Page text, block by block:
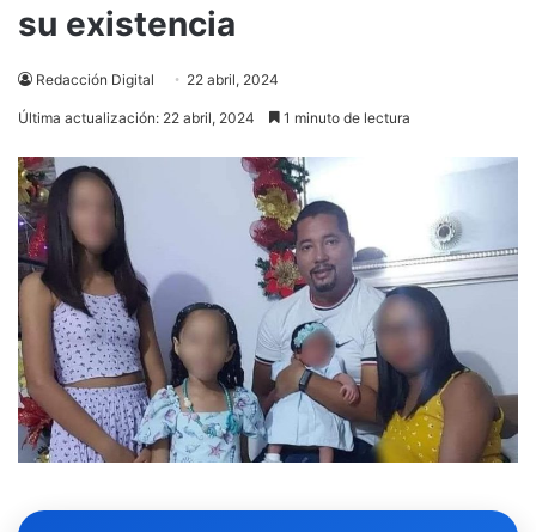
su existencia
Redacción Digital 22 abril, 2024
Última actualización: 22 abril, 2024 1 minuto de lectura